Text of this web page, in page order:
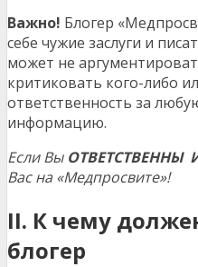
Важно! Блогер
себе чужие заслуги и
может не
критиковать кого-либо
ответственность за
информацию.
Если Вы ОТВЕТСТВЕННЫ
Вас на «Медпросвите»!
II. К чему
блогер